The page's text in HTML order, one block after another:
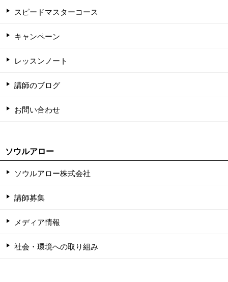
スピードマスターコース
キャンペーン
レッスンノート
講師のブログ
お問い合わせ
ソウルアロー
ソウルアロー株式会社
講師募集
メディア情報
社会・環境への取り組み